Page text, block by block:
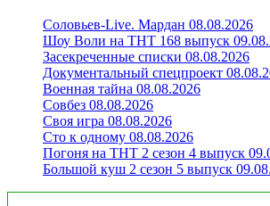
Соловьев-Live. Мардан 08.08.2026
Шоу Воли на ТНТ 168 выпуск
Засекреченные списки 08.08.2026
Документальный спецпроект
Военная тайна 08.08.2026
Совбез 08.08.2026
Своя игра 08.08.2026
Сто к одному 08.08.2026
Погоня на ТНТ 2 сезон 4 выпуск
Большой куш 2 сезон 5 выпуск